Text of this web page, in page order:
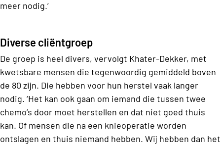
meer nodig.’
Diverse cliëntgroep
De groep is heel divers, vervolgt Khater-Dekker, met
kwetsbare mensen die tegenwoordig gemiddeld boven
de 80 zijn. Die hebben voor hun herstel vaak langer
nodig. ‘Het kan ook gaan om iemand die tussen twee
chemo’s door moet herstellen en dat niet goed thuis
kan. Of mensen die na een knieoperatie worden
ontslagen en thuis niemand hebben. Wij hebben dan het